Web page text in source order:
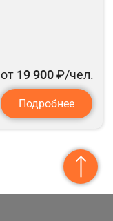
от 19 900₽/чел.
Подробнее